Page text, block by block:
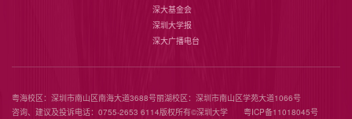
深大基金会
深圳大学报
深大广播电台
粤海校区：深圳市南山区南海大道3688号丽湖校区：深圳市南山区学苑大道1066号
咨询、建议及投诉电话：0755-2653 6114版权所有©️深圳大学 粤ICP备11018045号